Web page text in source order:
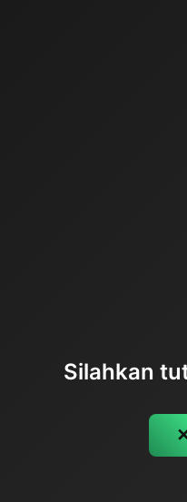
Silahkan